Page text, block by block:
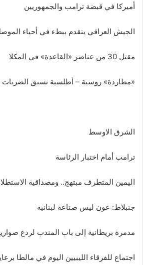
أميركا في قبضة ترامب والجمهوريين
الجيش العراقي يتقدم ببطء في أحياء
مقتل 30 من عناصر «القاعدة» في المكلا
«مطاردة» روسية – أطلسية تسبق
الشرق الاوسط
ترامب أمام اختبار الرئاسة
اليمين المتطرف مبتهج.. ومصداقية
جنبلاط: عون ليس صناعة لبنانية
مدمرة بريطانية إلى باب المندب لردع
اجتماع للفرقاء الليبيين اليوم في مالطا